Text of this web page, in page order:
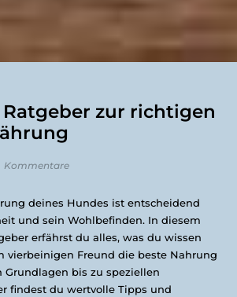
zur richtigen
Kommentare
deines Hundes ist entscheidend
und sein Wohlbefinden. In diesem
erfährst du alles, was du wissen
vierbeinigen Freund die beste Nahrung
Grundlagen bis zu speziellen
findest du wertvolle Tipps und